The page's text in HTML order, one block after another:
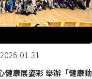
2026-01-31
健康展姿彩 舉辦「健康動